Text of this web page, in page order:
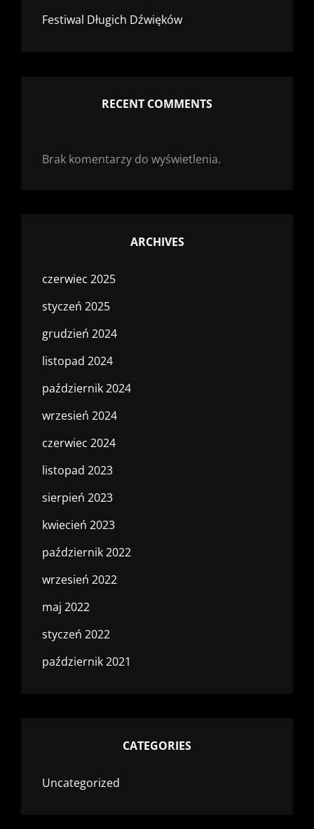
Festiwal Długich Dźwięków
RECENT COMMENTS
Brak komentarzy do wyświetlenia.
ARCHIVES
czerwiec 2025
styczeń 2025
grudzień 2024
listopad 2024
październik 2024
wrzesień 2024
czerwiec 2024
listopad 2023
sierpień 2023
kwiecień 2023
październik 2022
wrzesień 2022
maj 2022
styczeń 2022
październik 2021
CATEGORIES
Uncategorized